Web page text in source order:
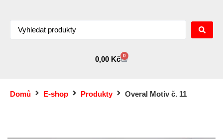
0,00 Kč 0
Domů E-shop Produkty Overal Motiv č. 11